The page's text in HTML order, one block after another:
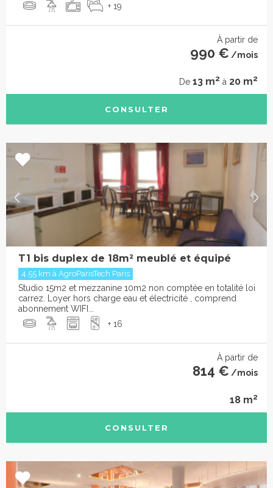
+ 19
À partir de
990 € /mois
De 13 m2 à 20 m2
CONSULTER
T1 bis duplex de 18m² meublé et équipé
4.55 km à AgroParisTech Paris
Studio 15m2 et mezzanine 10m2 non comptée en totalité loi
carrez. Loyer hors charge eau et électricité , comprend
abonnement WIFI...
+ 16
À partir de
814 € /mois
18 m2
CONSULTER